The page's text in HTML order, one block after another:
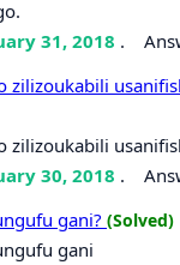
31, 2018 .
zilizoukabili
zilizoukabili
30, 2018 .
gani? (Solved)
gani